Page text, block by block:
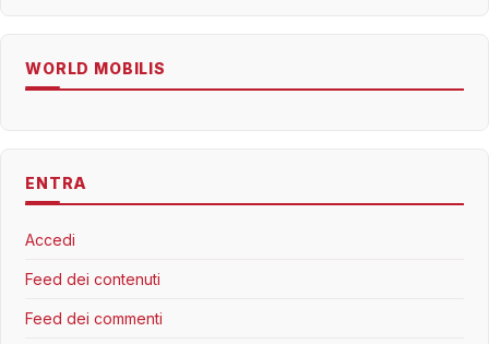
WORLD MOBILIS
ENTRA
Accedi
Feed dei contenuti
Feed dei commenti